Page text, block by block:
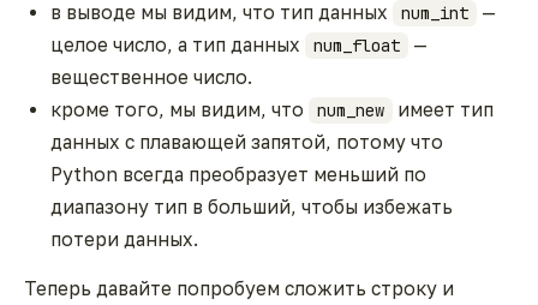
в выводе мы видим, что тип данных
num_int
—
целое число, а тип данных
num_float
—
вещественное число.
кроме того, мы видим, что
num_new
имеет тип
данных с плавающей запятой, потому что
Python всегда преобразует меньший по
диапазону тип в больший, чтобы избежать
потери данных.
Теперь давайте попробуем сложить строку и